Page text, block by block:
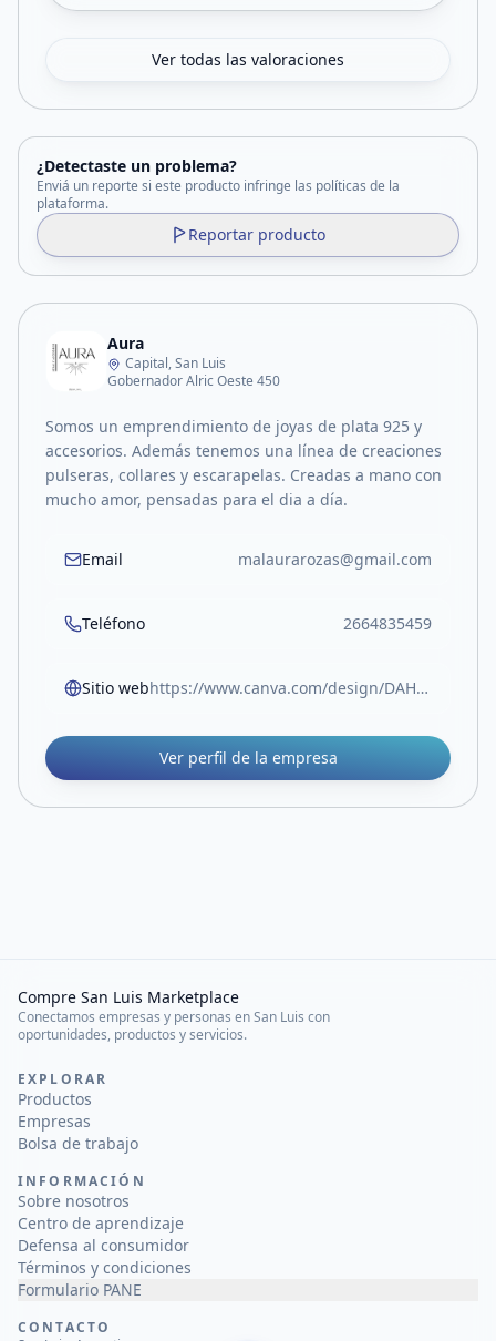
Ver todas las valoraciones
¿Detectaste un problema?
Enviá un reporte si este producto infringe las políticas de la
plataforma.
Reportar producto
Aura
Capital, San Luis
Gobernador Alric Oeste 450
Somos un emprendimiento de joyas de plata 925 y
accesorios. Además tenemos una línea de creaciones
pulseras, collares y escarapelas. Creadas a mano con
mucho amor, pensadas para el dia a día.
Email malaurarozas@gmail.com
Teléfono 2664835459
Sitio web https://www.canva.com/design/DAHDpd5mOOU/zn1noEMUGQego4vNe4If2w/view?utm_content=DAHDpd5mOOU&utm_campaign=designshare&utm_medium=link2&utm_source=uniquelinks&utlId=ha58ccd21a6
Ver perfil de la empresa
Compre San Luis Marketplace
Conectamos empresas y personas en San Luis con
oportunidades, productos y servicios.
EXPLORAR
Productos
Empresas
Bolsa de trabajo
INFORMACIÓN
Sobre nosotros
Centro de aprendizaje
Defensa al consumidor
Términos y condiciones
Formulario PANE
CONTACTO